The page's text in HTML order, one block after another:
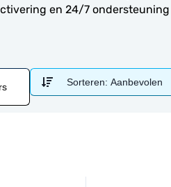
en 24/7 ondersteuning
Sorteren: Aanbevolen